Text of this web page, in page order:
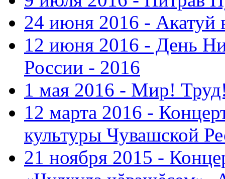
24 июня 2016 - Акатуй
12 июня 2016 - День
России - 2016
1 мая 2016 - Мир!
12 марта 2016 -
культуры Чувашской
21 ноября 2015 -